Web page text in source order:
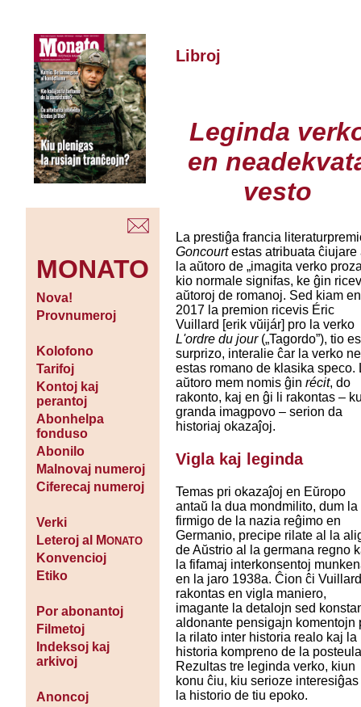
MONATO
Nova!
Provnumeroj
Kolofono
Tarifoj
Kontoj kaj
perantoj
Abonhelpa
fonduso
Abonilo
Malnovaj numeroj
Ciferecaj numeroj
Verki
Leteroj al MONATO
Konvencioj
Etiko
Por abonantoj
Filmetoj
Indeksoj kaj
arkivoj
Anoncoj
Libroj
Leginda
en
vesto
La prestiĝa francia
Goncourtestas atribuata ĉiujare
la aŭtoro de „imagita verko
kio normale signifas, ke ĝin
aŭtoroj de romanoj. Sed kiam en
2017 la premion ricevis Éric
Vuillard [erik vŭijár] pro la verko
L'ordre du jour(„Tagordo”), tio
surprizo, interalie ĉar la verko ne
estas romano de klasika speco.
aŭtoro mem nomis ĝinrécit, do
rakonto, kaj en ĝi li rakontas –
granda imagpovo – serion da
historiaj okazaĵoj.
Vigla kaj leginda
Temas pri okazaĵoj en Eŭropo
antaŭ la dua mondmilito, dum la
firmigo de la nazia reĝimo en
Germanio, precipe rilate al la
de Aŭstrio al la germana regno
la fifamaj interkonsentoj
en la jaro 1938a. Ĉion ĉi
rakontas en vigla maniero,
imagante la detalojn sed
aldonante pensigajn komentojn
la rilato inter historia realo kaj la
historia kompreno de la
Rezultas tre leginda verko, kiun
konu ĉiu, kiu serioze
la historio de tiu epoko.